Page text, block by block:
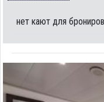
нет кают для